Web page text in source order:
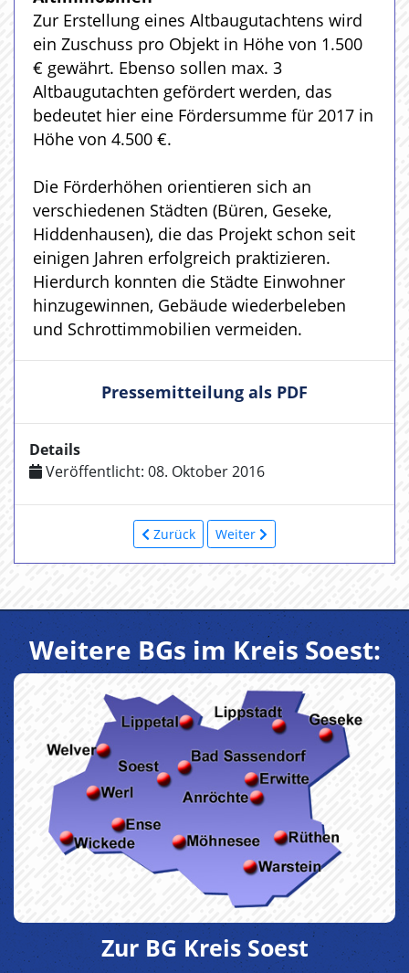
Zur Erstellung eines Altbaugutachtens wird
ein Zuschuss pro Objekt in Höhe von 1.500
€ gewährt. Ebenso sollen max. 3
Altbaugutachten gefördert werden, das
bedeutet hier eine Fördersumme für 2017 in
Höhe von 4.500 €.
Die Förderhöhen orientieren sich an
verschiedenen Städten (Büren, Geseke,
Hiddenhausen), die das Projekt schon seit
einigen Jahren erfolgreich praktizieren.
Hierdurch konnten die Städte Einwohner
hinzugewinnen, Gebäude wiederbeleben
und Schrottimmobilien vermeiden.
Pressemitteilung als PDF
Details
Veröffentlicht: 08. Oktober 2016
Zurück Weiter
Weitere BGs im Kreis Soest:
Zur BG Kreis Soest